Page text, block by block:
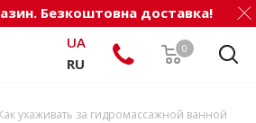
Безкоштовна доставка!
0
UA
RU
ухаживать за гидромассажной ванной